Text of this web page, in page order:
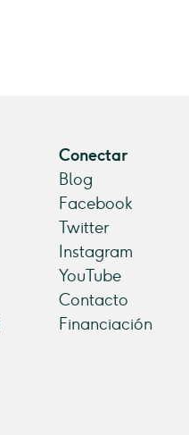
Conectar
Blog
Facebook
Twitter
Instagram
YouTube
Contacto
Financiación